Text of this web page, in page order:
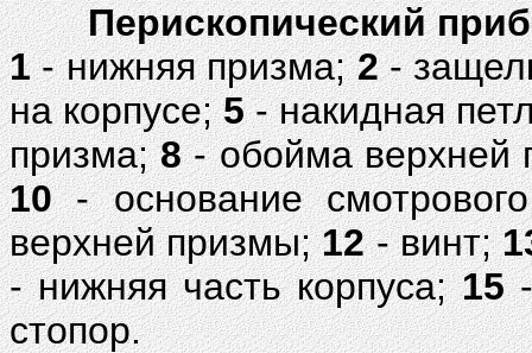
Перископический
1- нижняя призма;2-
на корпусе;5- накидная
призма;8- обойма верхней
10- основание
верхней призмы;12- винт;
- нижняя часть корпуса;15-
стопор.